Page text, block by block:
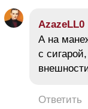
AzazeLL0
А на
с
Ответить